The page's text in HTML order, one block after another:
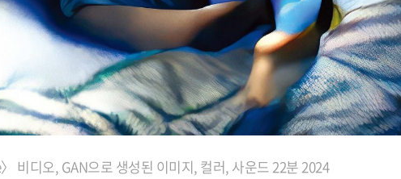
비디오, GAN으로 생성된 이미지, 컬러, 사운드 22분 2024